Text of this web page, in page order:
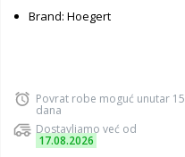
Brand: Hoegert
Povrat robe moguć unutar 15
dana
Dostavljamo već od
17.08.2026